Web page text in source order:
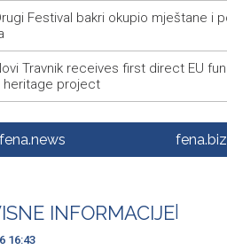
Festival bakri okupio mještane i
Travnik receives first direct EU
heritage project
OHR maintains an open
stakeholders in BiH
krajnja ljevica i desnica
suorganizatora SP 2030.
fena.news fena.biz
INFORMACIJE|
16:43